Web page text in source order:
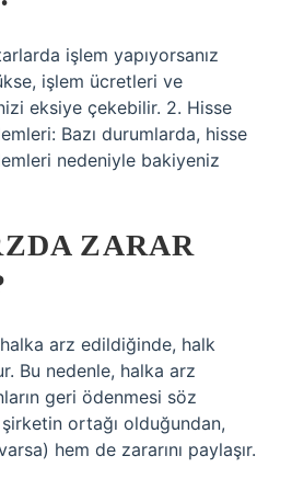
işlem yapıyorsanız
işlem ücretleri ve
eksiye çekebilir. 2. Hisse
Bazı durumlarda, hisse
nedeniyle bakiyeniz
ZARAR
arz edildiğinde, halk
Bu nedenle, halka arz
geri ödenmesi söz
ortağı olduğundan,
hem de zararını paylaşır.